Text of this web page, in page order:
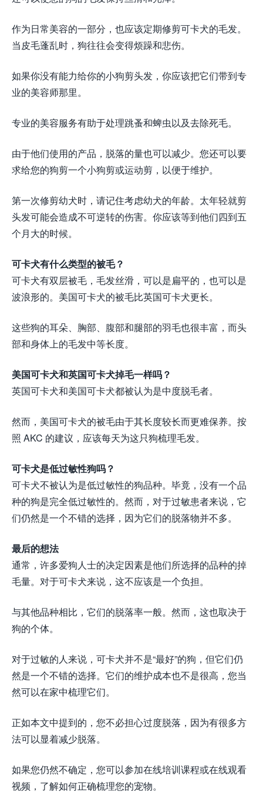
作为日常美容的一部分，也应该定期修剪可卡犬的毛发。
当皮毛蓬乱时，狗往往会变得烦躁和悲伤。
如果你没有能力给你的小狗剪头发，你应该把它们带到专
业的美容师那里。
专业的美容服务有助于处理跳蚤和蜱虫以及去除死毛。
由于他们使用的产品，脱落的量也可以减少。您还可以要
求给您的狗剪一个小狗剪或运动剪，以便于维护。
第一次修剪幼犬时，请记住考虑幼犬的年龄。太年轻就剪
头发可能会造成不可逆转的伤害。你应该等到他们四到五
个月大的时候。
可卡犬有什么类型的被毛？
可卡犬有双层被毛，毛发丝滑，可以是扁平的，也可以是
波浪形的。美国可卡犬的被毛比英国可卡犬更长。
这些狗的耳朵、胸部、腹部和腿部的羽毛也很丰富，而头
部和身体上的毛发中等长度。
美国可卡犬和英国可卡犬掉毛一样吗？
英国可卡犬和美国可卡犬都被认为是中度脱毛者。
然而，美国可卡犬的被毛由于其长度较长而更难保养。按
照 AKC 的建议，应该每天为这只狗梳理毛发。
可卡犬是低过敏性狗吗？
可卡犬不被认为是低过敏性的狗品种。毕竟，没有一个品
种的狗是完全低过敏性的。然而，对于过敏患者来说，它
们仍然是一个不错的选择，因为它们的脱落物并不多。
最后的想法
通常，许多爱狗人士的决定因素是他们所选择的品种的掉
毛量。对于可卡犬来说，这不应该是一个负担。
与其他品种相比，它们的脱落率一般。然而，这也取决于
狗的个体。
对于过敏的人来说，可卡犬并不是“最好”的狗，但它们仍
然是一个不错的选择。它们的维护成本也不是很高，您当
然可以在家中梳理它们。
正如本文中提到的，您不必担心过度脱落，因为有很多方
法可以显着减少脱落。
如果您仍然不确定，您可以参加在线培训课程或在线观看
视频，了解如何正确梳理您的宠物。